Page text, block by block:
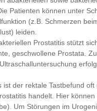
Patienten können unter
(z.B. Schmerzen
leiden.
Prostatitis stützt
geschwollene Prostata.
ist der rektale Tastbefund
handelt. Hier
Um Störungen im